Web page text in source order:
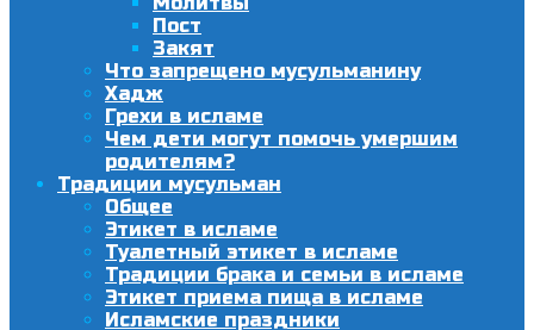
Пост
Закят
Что запрещено мусульманину
Хадж
Грехи в исламе
Чем дети могут помочь умершим
родителям?
Традиции мусульман
Общее
Этикет в исламе
Туалетный этикет в исламе
Традиции брака и семьи в исламе
Этикет приема пища в исламе
Исламские праздники